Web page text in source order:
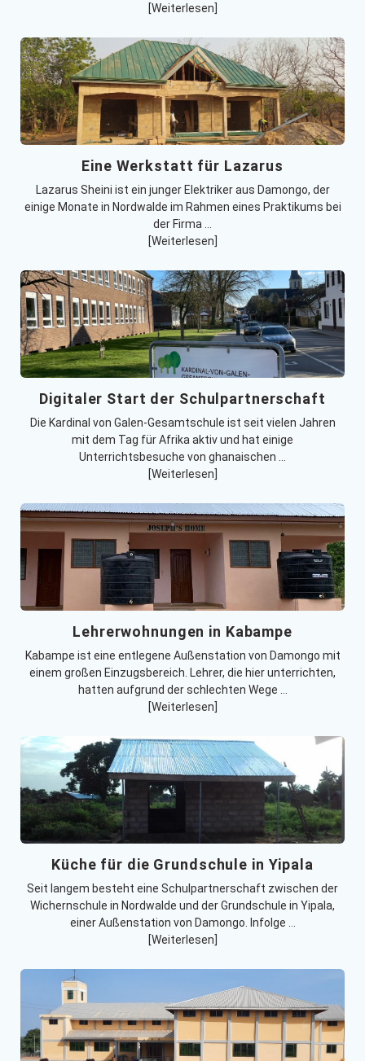
[Weiterlesen]
Eine Werkstatt für Lazarus
Lazarus Sheini ist ein junger Elektriker aus Damongo, der
einige Monate in Nordwalde im Rahmen eines Praktikums bei
der Firma …
[Weiterlesen]
Digitaler Start der Schulpartnerschaft
Die Kardinal von Galen-Gesamtschule ist seit vielen Jahren
mit dem Tag für Afrika aktiv und hat einige
Unterrichtsbesuche von ghanaischen …
[Weiterlesen]
Lehrerwohnungen in Kabampe
Kabampe ist eine entlegene Außenstation von Damongo mit
einem großen Einzugsbereich. Lehrer, die hier unterrichten,
hatten aufgrund der schlechten Wege …
[Weiterlesen]
Küche für die Grundschule in Yipala
Seit langem besteht eine Schulpartnerschaft zwischen der
Wichernschule in Nordwalde und der Grundschule in Yipala,
einer Außenstation von Damongo. Infolge …
[Weiterlesen]